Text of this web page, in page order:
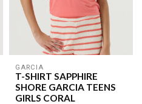
GARCIA
T-SHIRT SAPPHIRE
SHORE GARCIA TEENS
GIRLS CORAL